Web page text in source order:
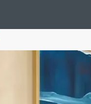
Decoration Noël